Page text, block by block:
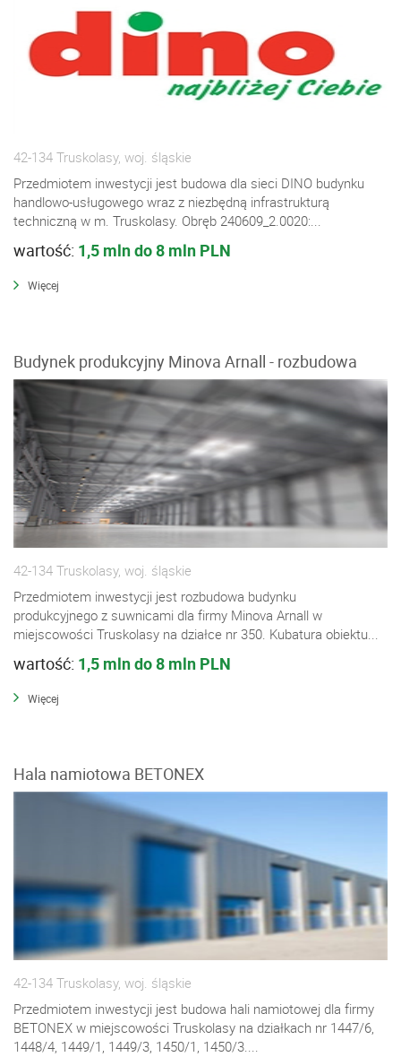
42-134 Truskolasy, woj. śląskie
Przedmiotem inwestycji jest budowa dla sieci DINO budynku
handlowo-usługowego wraz z niezbędną infrastrukturą
techniczną w m. Truskolasy. Obręb 240609_2.0020:...
wartość: 1,5 mln do 8 mln PLN
Więcej
Budynek produkcyjny Minova Arnall - rozbudowa
42-134 Truskolasy, woj. śląskie
Przedmiotem inwestycji jest rozbudowa budynku
produkcyjnego z suwnicami dla firmy Minova Arnall w
miejscowości Truskolasy na działce nr 350. Kubatura obiektu...
wartość: 1,5 mln do 8 mln PLN
Więcej
Hala namiotowa BETONEX
42-134 Truskolasy, woj. śląskie
Przedmiotem inwestycji jest budowa hali namiotowej dla firmy
BETONEX w miejscowości Truskolasy na działkach nr 1447/6,
1448/4, 1449/1, 1449/3, 1450/1, 1450/3....